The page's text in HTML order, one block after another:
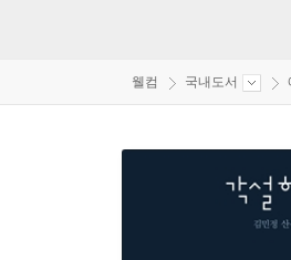
웰컴 국내도서